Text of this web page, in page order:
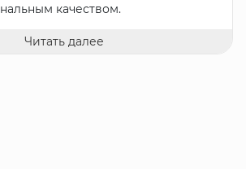
качеством.
— это специальные составы,
строительные материалы от
воды. Они проникают в
на его поверхности невидимую
проникновению влаги, но
Читать далее